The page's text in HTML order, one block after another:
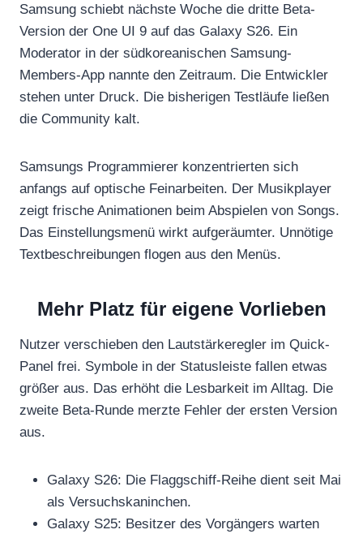
Samsung schiebt nächste Woche die dritte Beta-
Version der One UI 9 auf das Galaxy S26. Ein
Moderator in der südkoreanischen Samsung-
Members-App nannte den Zeitraum. Die Entwickler
stehen unter Druck. Die bisherigen Testläufe ließen
die Community kalt.
Samsungs Programmierer konzentrierten sich
anfangs auf optische Feinarbeiten. Der Musikplayer
zeigt frische Animationen beim Abspielen von Songs.
Das Einstellungsmenü wirkt aufgeräumter. Unnötige
Textbeschreibungen flogen aus den Menüs.
Mehr Platz für eigene Vorlieben
Nutzer verschieben den Lautstärkeregler im Quick-
Panel frei. Symbole in der Statusleiste fallen etwas
größer aus. Das erhöht die Lesbarkeit im Alltag. Die
zweite Beta-Runde merzte Fehler der ersten Version
aus.
Galaxy S26: Die Flaggschiff-Reihe dient seit Mai
als Versuchskaninchen.
Galaxy S25: Besitzer des Vorgängers warten